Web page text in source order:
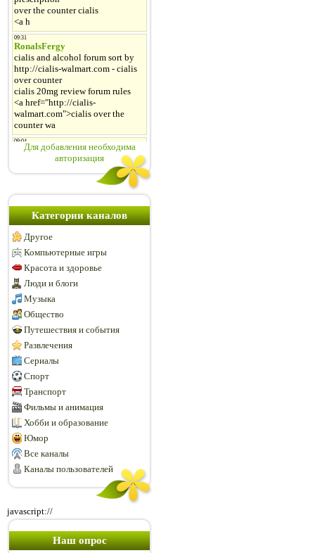
Для добавления необходима
авторизация
Категории каналов
Другое
Компьютерные игры
Красота и здоровье
Люди и блоги
Музыка
Общество
Путешествия и события
Развлечения
Сериалы
Спорт
Транспорт
Фильмы и анимация
Хобби и образование
Юмор
Все каналы
Каналы пользователей
javascript://
Наш опрос